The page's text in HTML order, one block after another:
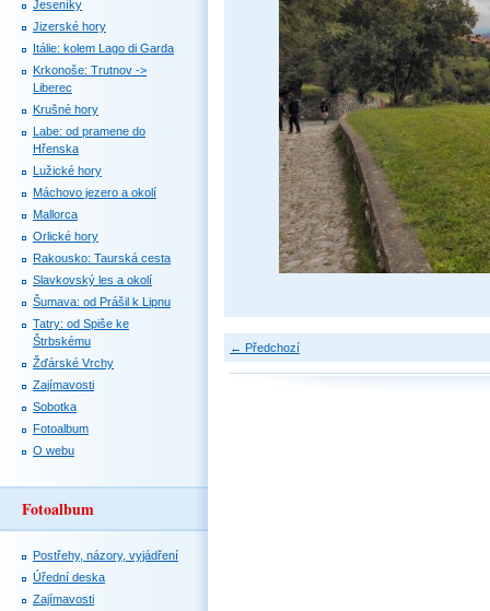
← Předchozí
Jeseníky
Jizerské hory
Itálie: kolem Lago di Garda
Krkonoše: Trutnov ->
Liberec
Krušné hory
Labe: od pramene do
Hřenska
Lužické hory
Máchovo jezero a okolí
Mallorca
Orlické hory
Rakousko: Taurská cesta
Slavkovský les a okolí
Šumava: od Prášil k Lipnu
Tatry: od Spiše ke
Štrbskému
Žďárské Vrchy
Zajímavosti
Sobotka
Fotoalbum
O webu
Fotoalbum
Postřehy, názory, vyjádření
Úřední deska
Zajímavosti